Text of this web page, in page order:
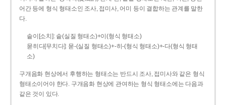
어간 등에 형식 형태소인 조사, 접미사, 어미 등이 결합하는 관계를 말한
다.
솥이[소치]: 솥(실질 형태소)+이(형식 형태소)
묻히다[무치다]: 묻­-(실질 형태소)+­-히­-(형식 형태소)+-다(형식 형태
소)
구개음화 현상에서 후행하는 형태소는 반드시 조사, 접미사와 같은 형식
형태소이어야 한다. 구개음화 현상에 관여하는 형식 형태소에는 다음과
같은 것이 있다.